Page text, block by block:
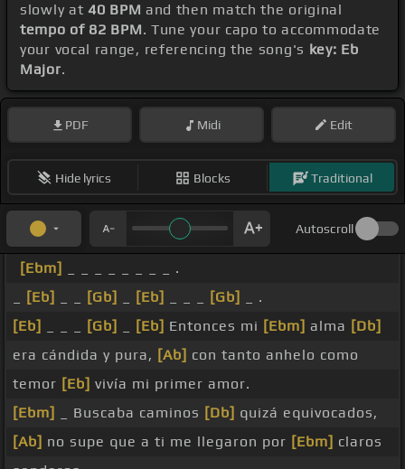
slowly at 40 BPM and then match the original
tempo of 82 BPM. Tune your capo to accommodate
your vocal range, referencing the song's key: Eb
Major.
PDF Midi Edit
Hide lyrics Blocks Traditional
Autoscroll
[Ebm]
_ _ _ _ _ _ _ _ .
[Eb] [Gb] [Eb] [Gb]
_ .
[Eb]
[Gb] [Eb] Entonces mi [Ebm] alma [Db]
era cándida y pura, [Ab] con tanto anhelo como
temor [Eb] vivía mi primer amor.
[Ebm]
_ Buscaba caminos [Db] quizá equivocados,
[Ab] no supe que a ti me llegaron por [Ebm] claros